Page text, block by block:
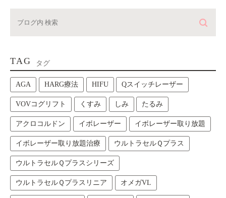
TAG タグ
AGA HARG療法 HIFU Qスイッチレーザー
VOVコグリフト くすみ しみ たるみ
アクロコルドン イボレーザー イボレーザー取り放題
イボレーザー取り放題治療 ウルトラセルＱプラス
ウルトラセルＱプラスシリーズ
ウルトラセルＱプラスリニア オメガVL